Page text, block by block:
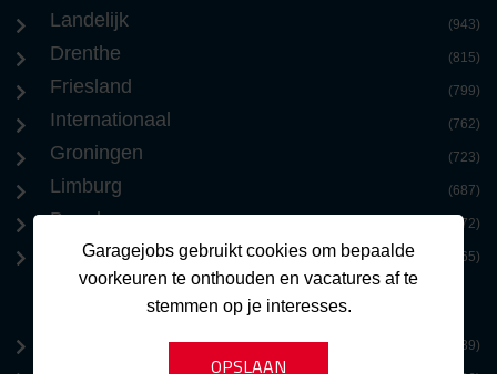
Landelijk (943)
Drenthe (815)
Friesland (799)
Internationaal (762)
Groningen (723)
Limburg (687)
Benelux (572)
Zeeland (365)
(39)
Garagejobs gebruikt cookies om bepaalde
voorkeuren te onthouden en vacatures af te
stemmen op je interesses.